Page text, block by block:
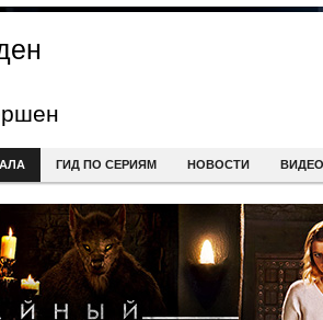
ГИД ПО СЕРИЯМ НОВОСТИ ВИДЕО